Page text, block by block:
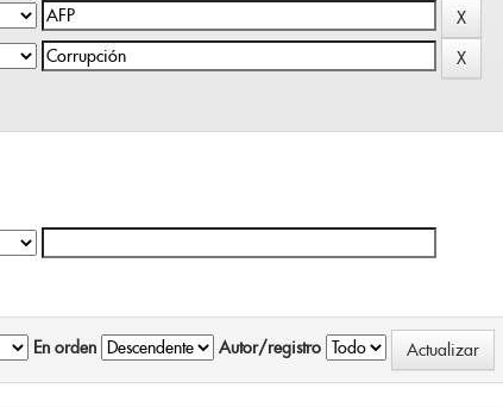
En orden Autor/registro